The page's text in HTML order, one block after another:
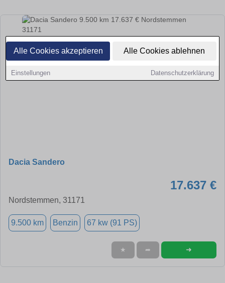
Alle Cookies akzeptieren Alle Cookies ablehnen
Einstellungen Datenschutzerklärung
Dacia Sandero
17.637 €
Nordstemmen, 31171
9.500 km Benzin 67 kw (91 PS)
★ ➦ ➜